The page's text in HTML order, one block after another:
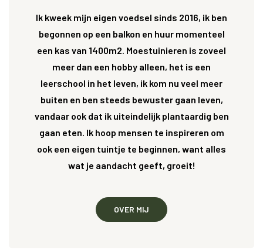
Ik kweek mijn eigen voedsel sinds 2016, ik ben
begonnen op een balkon en huur momenteel
een kas van 1400m2. Moestuinieren is zoveel
meer dan een hobby alleen, het is een
leerschool in het leven, ik kom nu veel meer
buiten en ben steeds bewuster gaan leven,
vandaar ook dat ik uiteindelijk plantaardig ben
gaan eten. Ik hoop mensen te inspireren om
ook een eigen tuintje te beginnen, want alles
wat je aandacht geeft, groeit!
OVER MIJ